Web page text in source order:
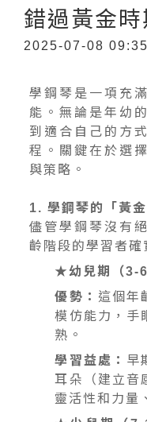
錯過黃金時
2025-07-08 09:35
學鋼琴是一項充
能。無論是年幼
到適合自己的方
程。關鍵在於選
與策略。
1. 學鋼琴的「黃
儘管學鋼琴沒有
齡階段的學習者確
★幼兒期（3-6
優勢： 這個年
模仿能力，手
熟。
學習益處： 早
耳朵（建立音
靈活性和力量